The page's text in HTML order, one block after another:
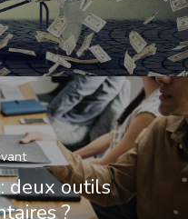
deux outils
?